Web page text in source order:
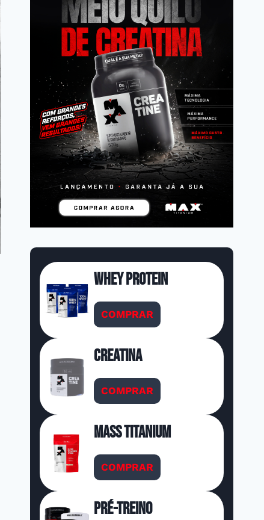
Whey Protein
COMPRAR
Creatina
COMPRAR
Mass Titanium
COMPRAR
Pré-Treino